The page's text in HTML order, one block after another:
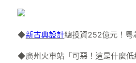
◆新古典設計總投資252億元！粵
◆廣州火車站「可惡！這是什麼